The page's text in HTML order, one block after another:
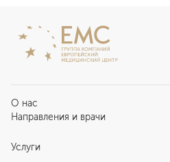
О нас
Отзывы пациентов
О клинике
Направления и врачи
Направления
Услуги